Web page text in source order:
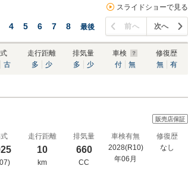
スライドショーで見る
4 5 6 7 8 最後 前へ 次へ
古
走行距離
多
少
排気量
多
少
車検
付
無
修復歴
無
有
販売店保証
走行距離
10
km
排気量
660
CC
車検有無
2028(R10)
年06月
修復歴
なし